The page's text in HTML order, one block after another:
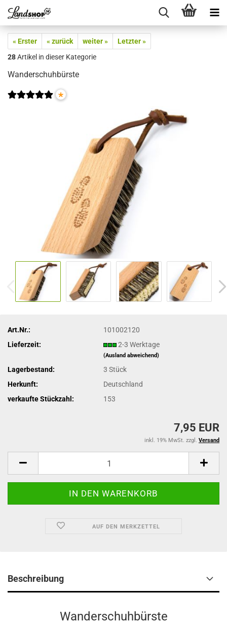
« Erster « zurück weiter »
Letzter »
28Artikel in dieser Kategorie
Wanderschuhbürste
*
Art.Nr.:
101002120
Lieferzeit:
2-3 Werktage
(Ausland abweichend)
Lagerbestand: 3Stück
Herkunft:
Deutschland
verkaufte Stückzahl:
153
7,95 EUR
inkl. 19% MwSt. zzgl. Versand
AUF DEN MERKZETTEL
Beschreibung
Wanderschuhbürste